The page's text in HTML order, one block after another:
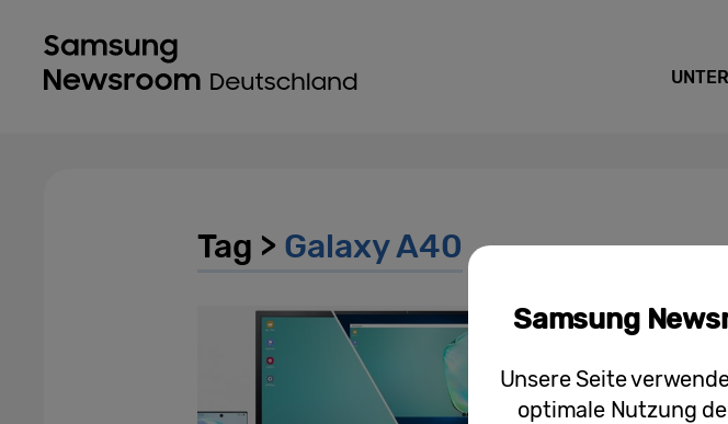
Tag > Galaxy A40
Samsung
Unsere Seite
optimale Nutzung